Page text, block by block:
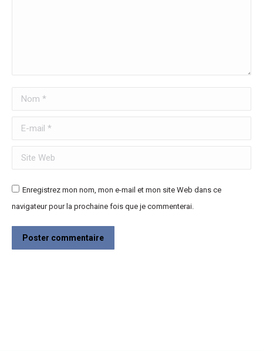
Nom *
E-mail *
Site Web
Enregistrez mon nom, mon e-mail et mon site Web dans ce
navigateur pour la prochaine fois que je commenterai.
Poster commentaire